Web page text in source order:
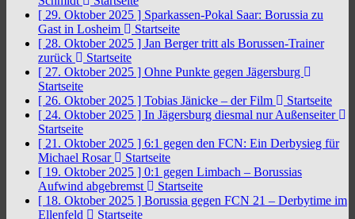
[ 29. Oktober 2025 ] Sparkassen-Pokal Saar: Borussia zu
Gast in Losheim
Startseite
[ 28. Oktober 2025 ] Jan Berger tritt als Borussen-Trainer
zurück
Startseite
[ 27. Oktober 2025 ] Ohne Punkte gegen Jägersburg
Startseite
[ 26. Oktober 2025 ] Tobias Jänicke – der Film
Startseite
[ 24. Oktober 2025 ] In Jägersburg diesmal nur Außenseiter
Startseite
[ 21. Oktober 2025 ] 6:1 gegen den FCN: Ein Derbysieg für
Michael Rosar
Startseite
[ 19. Oktober 2025 ] 0:1 gegen Limbach – Borussias
Aufwind abgebremst
Startseite
[ 18. Oktober 2025 ] Borussia gegen FCN 21 – Derbytime im
Ellenfeld
Startseite